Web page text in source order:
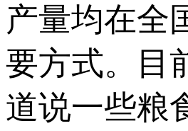
产量均在全
要方式。目
道说一些粮